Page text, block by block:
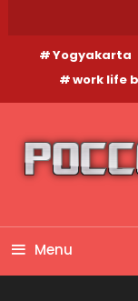
ContentYogyakarta
work life
Menu